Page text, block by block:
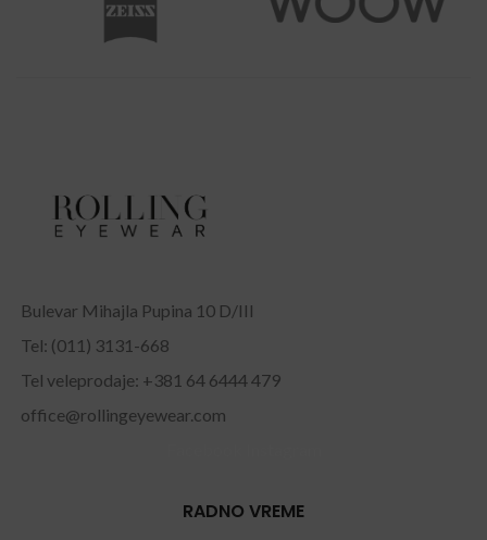
Bulevar Mihajla Pupina 10 D/III
Tel: (011) 3131-668
Tel veleprodaje: +381 64 6444 479
office@rollingeyewear.com
RADNO VREME